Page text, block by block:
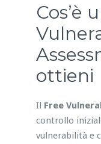
Cos’è
ottieni
Il Free
controllo
vulnerabilità e